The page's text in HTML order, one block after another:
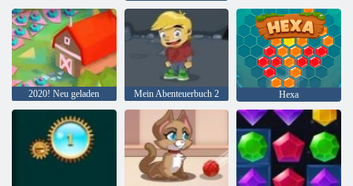
2020! Neu geladen Mein Abenteuerbuch 2 Hexa